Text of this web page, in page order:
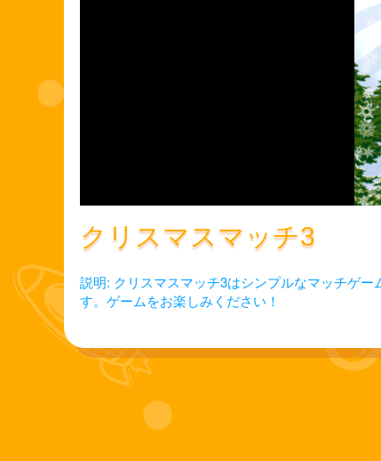
クリスマスマッチ3
説明: クリスマスマッチ3はシンプルなマッチゲ
す。ゲームをお楽しみください！